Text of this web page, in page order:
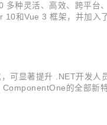
种灵活、高效、跨平
和Vue 3 框架，并加
显著提升 .NET开发
的全部新